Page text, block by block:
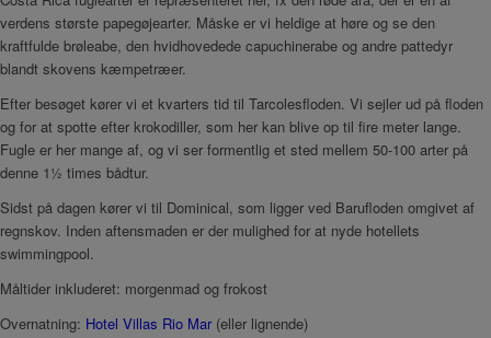
verdens største papegøjearter. Måske er vi heldige at høre og se den
kraftfulde brøleabe, den hvidhovedede capuchinerabe og andre pattedyr
blandt skovens kæmpetræer.
Efter besøget kører vi et kvarters tid til Tarcolesfloden. Vi sejler ud på floden
og for at spotte efter krokodiller, som her kan blive op til fire meter lange.
Fugle er her mange af, og vi ser formentlig et sted mellem 50-100 arter på
denne 1½ times bådtur.
Sidst på dagen kører vi til Dominical, som ligger ved Barufloden omgivet af
regnskov. Inden aftensmaden er der mulighed for at nyde hotellets
swimmingpool.
Måltider inkluderet: morgenmad og frokost
Overnatning: Hotel Villas Rio Mar (eller lignende)